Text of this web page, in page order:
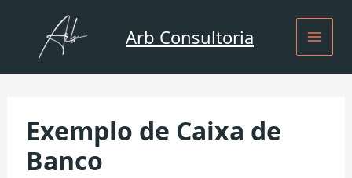
Arb Consultoria
Exemplo de Caixa de
Banco